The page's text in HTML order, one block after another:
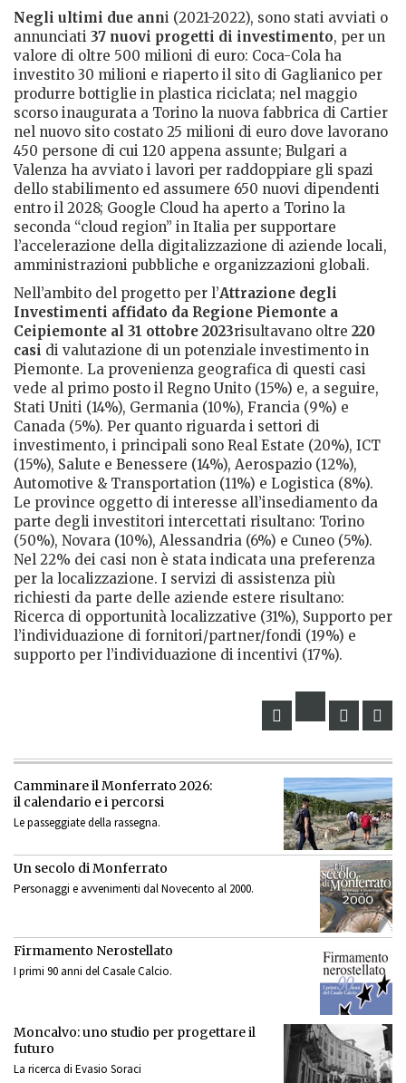
Negli ultimi due anni (2021-2022), sono stati avviati o
annunciati 37 nuovi progetti di investimento, per un
valore di oltre 500 milioni di euro: Coca-Cola ha
investito 30 milioni e riaperto il sito di Gaglianico per
produrre bottiglie in plastica riciclata; nel maggio
scorso inaugurata a Torino la nuova fabbrica di Cartier
nel nuovo sito costato 25 milioni di euro dove lavorano
450 persone di cui 120 appena assunte; Bulgari a
Valenza ha avviato i lavori per raddoppiare gli spazi
dello stabilimento ed assumere 650 nuovi dipendenti
entro il 2028; Google Cloud ha aperto a Torino la
seconda “cloud region” in Italia per supportare
l’accelerazione della digitalizzazione di aziende locali,
amministrazioni pubbliche e organizzazioni globali.
Nell’ambito del progetto per l’Attrazione degli
Investimenti affidato da Regione Piemonte a
Ceipiemonte al 31 ottobre 2023risultavano oltre 220
casi di valutazione di un potenziale investimento in
Piemonte. La provenienza geografica di questi casi
vede al primo posto il Regno Unito (15%) e, a seguire,
Stati Uniti (14%), Germania (10%), Francia (9%) e
Canada (5%). Per quanto riguarda i settori di
investimento, i principali sono Real Estate (20%), ICT
(15%), Salute e Benessere (14%), Aerospazio (12%),
Automotive & Transportation (11%) e Logistica (8%).
Le province oggetto di interesse all’insediamento da
parte degli investitori intercettati risultano: Torino
(50%), Novara (10%), Alessandria (6%) e Cuneo (5%).
Nel 22% dei casi non è stata indicata una preferenza
per la localizzazione. I servizi di assistenza più
richiesti da parte delle aziende estere risultano:
Ricerca di opportunità localizzative (31%), Supporto per
l’individuazione di fornitori/partner/fondi (19%) e
supporto per l’individuazione di incentivi (17%).
Camminare il Monferrato 2026:
il calendario e i percorsi
Le passeggiate della rassegna.
Un secolo di Monferrato
Personaggi e avvenimenti dal Novecento al 2000.
Firmamento Nerostellato
I primi 90 anni del Casale Calcio.
Moncalvo: uno studio per progettare il
futuro
La ricerca di Evasio Soraci